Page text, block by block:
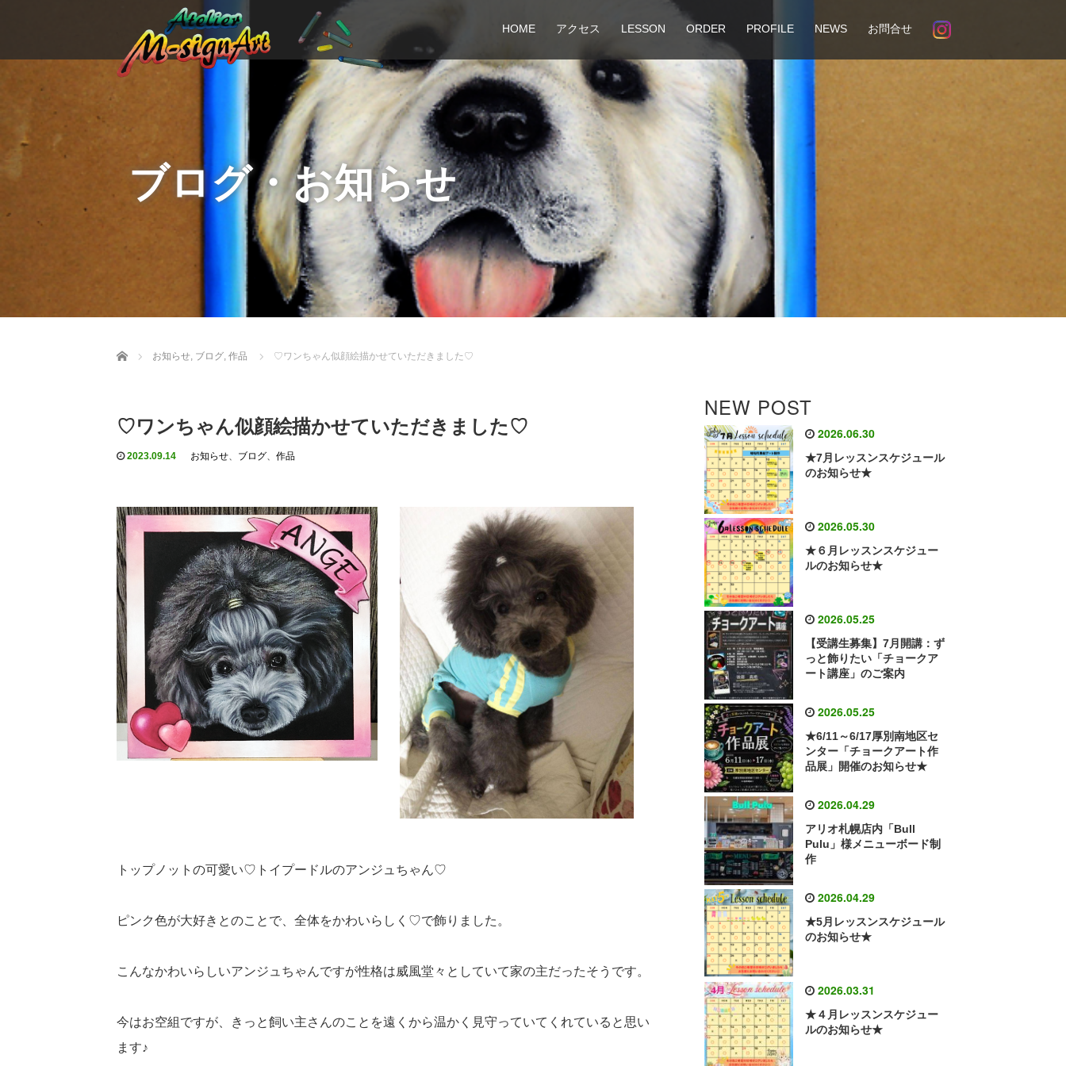
HOME アクセス LESSON ORDER PROFILE NEWS お問合せ
ブログ・お知らせ
Home お知らせ, ブログ, 作品 ♡ワンちゃん似顔絵描かせていただきました♡
♡ワンちゃん似顔絵描かせていただきました♡
2023.09.14 お知らせ、 ブログ、 作品
トップノットの可愛い♡トイプードルのアンジュちゃん♡
ピンク色が大好きとのことで、全体をかわいらしく♡で飾りました。
こんなかわいらしいアンジュちゃんですが性格は威風堂々としていて家の主だったそうです。
今はお空組ですが、きっと飼い主さんのことを遠くから温かく見守っていてくれていると思い
ます♪
NEW POST
2026.06.30
★7月レッスンスケジュール
のお知らせ★
2026.05.30
★６月レッスンスケジュー
ルのお知らせ★
2026.05.25
【受講生募集】7月開講：ず
っと飾りたい「チョークア
ート講座」のご案内
2026.05.25
★6/11～6/17厚別南地区セ
ンター「チョークアート作
品展」開催のお知らせ★
2026.04.29
アリオ札幌店内「Bull
Pulu」様メニューボード制
作
2026.04.29
★5月レッスンスケジュール
のお知らせ★
2026.03.31
★４月レッスンスケジュー
ルのお知らせ★